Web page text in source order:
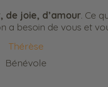
de joie, d’amour. Ce
a besoin de vous et
Thérèse
Bénévole